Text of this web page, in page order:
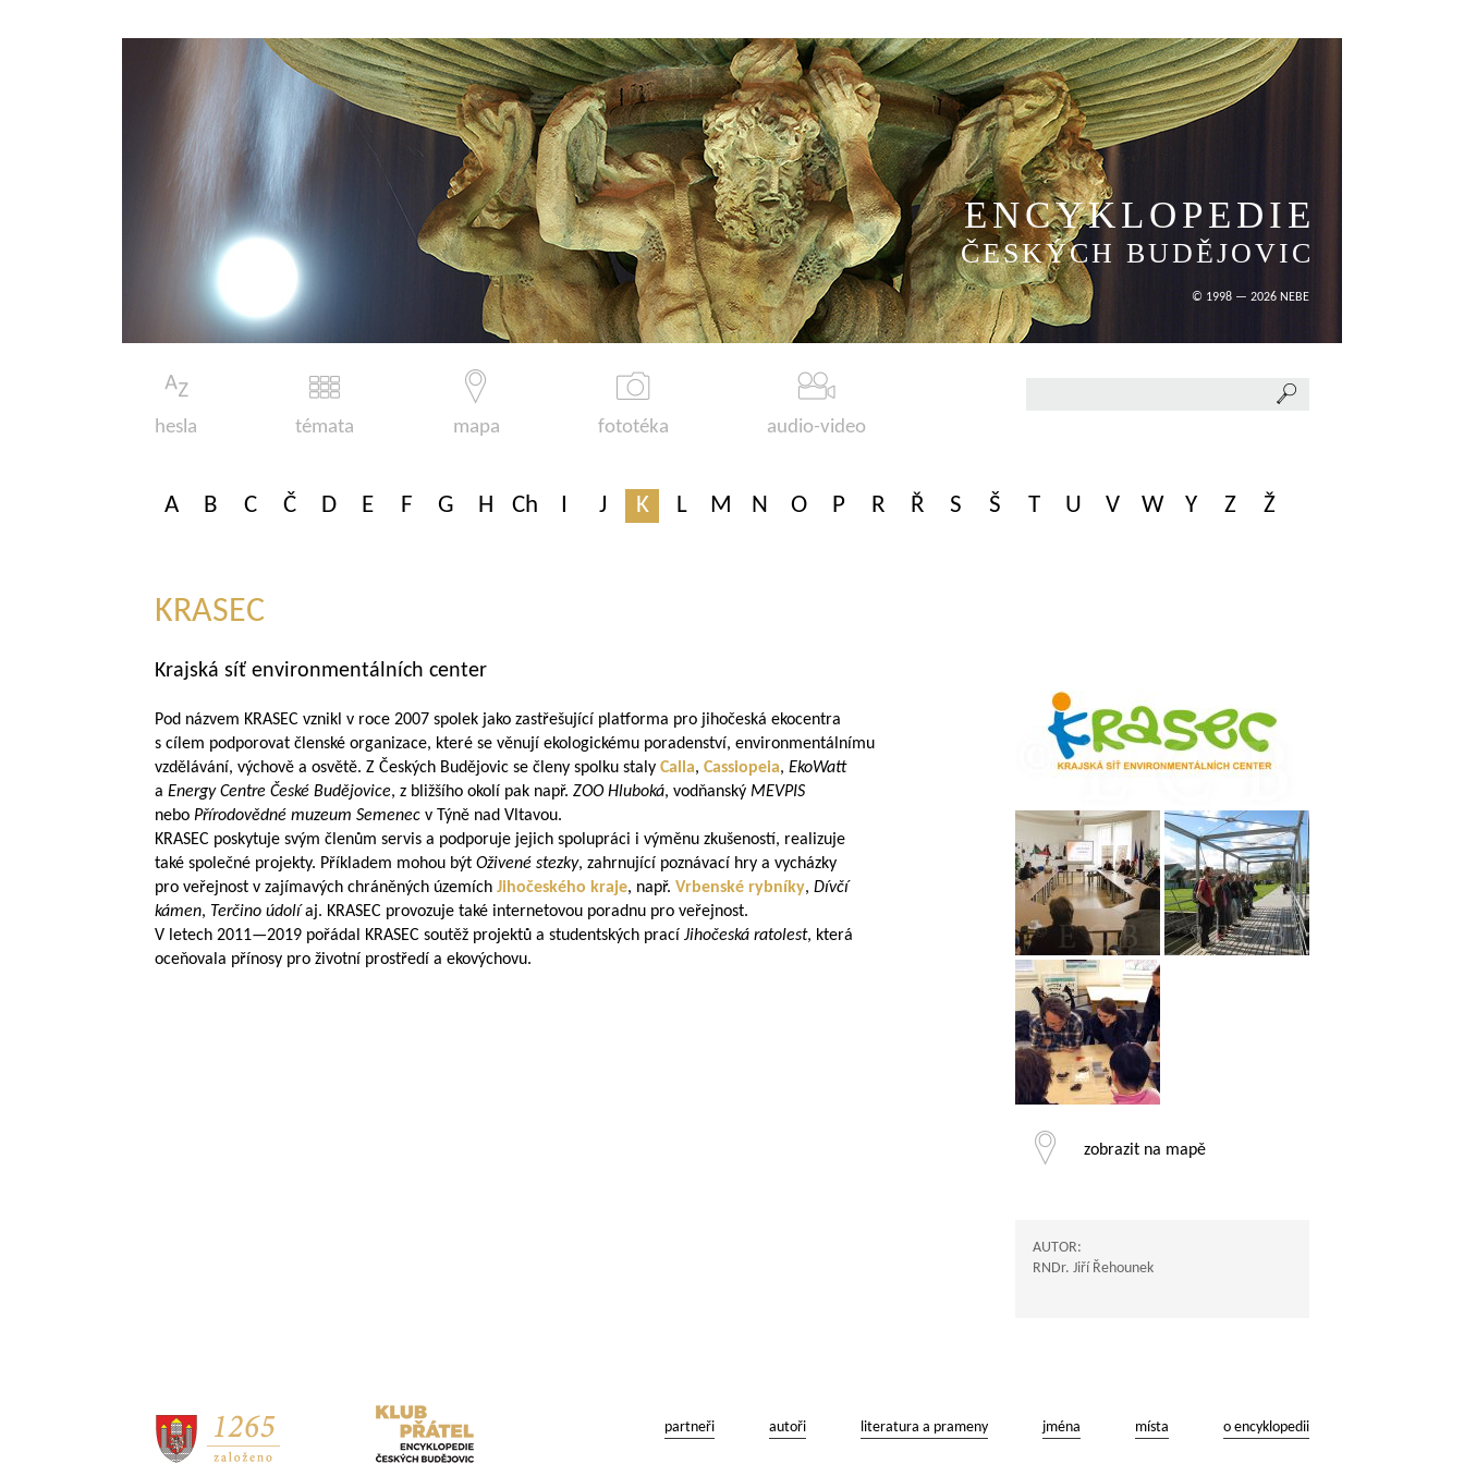
ENCYKLOPEDIE
ČESKÝCH BUDĚJOVIC
© 1998 — 2026 NEBE
hesla témata mapa fototéka audio-video
A B C Č D E F G H Ch I J K L M N O P R Ř S Š T U V W Y Z Ž
KRASEC
Krajská síť environmentálních center
Pod názvem KRASEC vznikl v roce 2007 spolek jako zastřešující platforma pro jihočeská ekocentra
s cílem podporovat členské organizace, které se věnují ekologickému poradenství, environmentálnímu
vzdělávání, výchově a osvětě. Z Českých Budějovic se členy spolku staly Calla, Cassiopeia, EkoWatt
a Energy Centre České Budějovice, z bližšího okolí pak např. ZOO Hluboká, vodňanský MEVPIS
nebo Přírodovědné muzeum Semenec v Týně nad Vltavou.
KRASEC poskytuje svým členům servis a podporuje jejich spolupráci i výměnu zkušeností, realizuje
také společné projekty. Příkladem mohou být Oživené stezky, zahrnující poznávací hry a vycházky
pro veřejnost v zajímavých chráněných územích Jihočeského kraje, např. Vrbenské rybníky, Dívčí
kámen, Terčino údolíaj. KRASEC provozuje také internetovou poradnu pro veřejnost.
V letech 2011—2019 pořádal KRASEC soutěž projektů a studentských prací Jihočeská ratolest, která
oceňovala přínosy pro životní prostředí a ekovýchovu.
zobrazit na mapě
AUTOR:
RNDr. Jiří Řehounek
partneři autoři literatura a prameny jména místa o encyklopedii